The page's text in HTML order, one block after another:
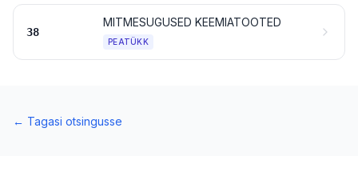
38
MITMESUGUSED KEEMIATOOTED
PEATÜKK
← Tagasi otsingusse